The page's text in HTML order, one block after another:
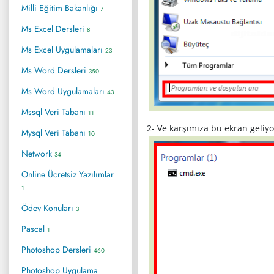
Milli Eğitim Bakanlığı 7
Ms Excel Dersleri 8
Ms Excel Uygulamaları 23
Ms Word Dersleri 350
Ms Word Uygulamaları 43
Mssql Veri Tabanı 11
Mysql Veri Tabanı 10
Network 34
Online Ücretsiz Yazılımlar
1
Ödev Konuları 3
Pascal 1
Photoshop Dersleri 460
Photoshop Uygulama
2- Ve karşımıza bu ekran